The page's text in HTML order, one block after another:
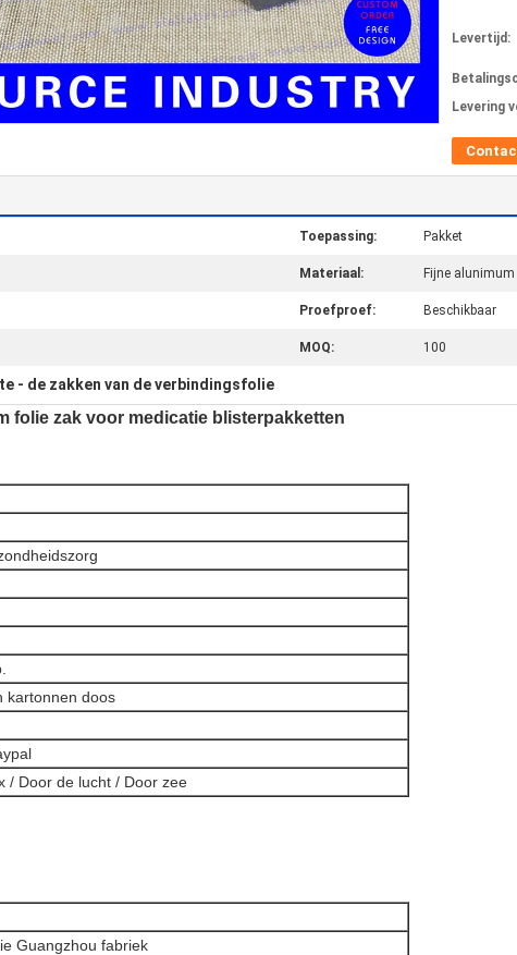
Levertijd:
Levering
Toepassing: Pakket
Materiaal: Fijne alunimum
Proefproef: Beschikbaar
MOQ: 100
- de zakken van de verbindingsfolie
folie zak voor medicatie blisterpakketten
kartonnen doos
/ Door de lucht / Door zee
Guangzhou fabriek